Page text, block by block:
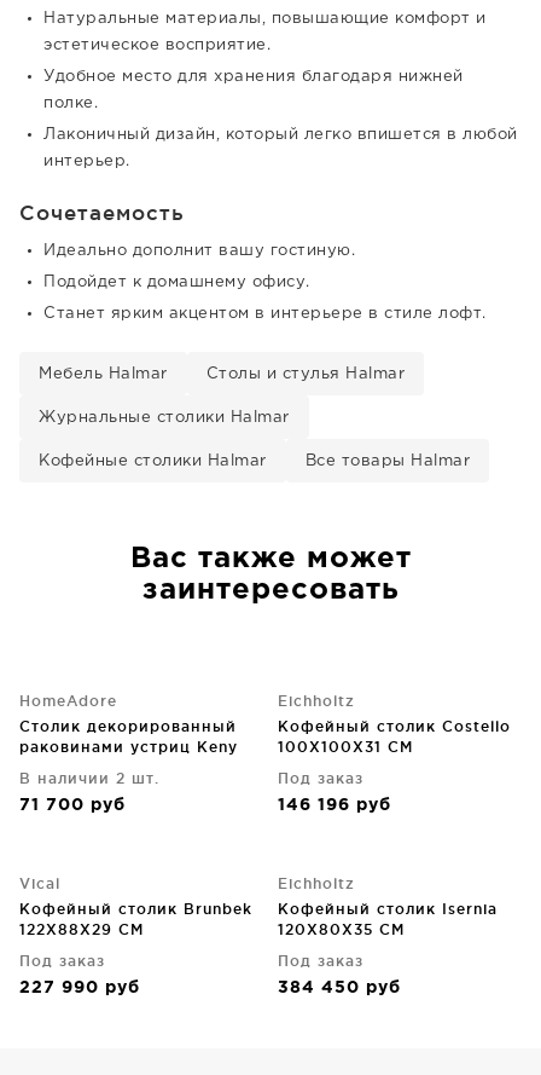
Натуральные материалы, повышающие комфорт и
эстетическое восприятие.
Удобное место для хранения благодаря нижней
полке.
Лаконичный дизайн, который легко впишется в любой
интерьер.
Сочетаемость
Идеально дополнит вашу гостиную.
Подойдет к домашнему офису.
Станет ярким акцентом в интерьере в стиле лофт.
Мебель Halmar Столы и стулья Halmar
Журнальные столики Halmar
Кофейные столики Halmar Все товары Halmar
Вас также может
заинтересовать
HomeAdore
Столик декорированный
раковинами устриц Keny
В наличии 2 шт.
71 700 руб
Eichholtz
Кофейный столик Costello
100X100X31 CM
Под заказ
146 196 руб
Vical
Кофейный столик Brunbek
122X88X29 CM
Под заказ
227 990 руб
Eichholtz
Кофейный столик Isernia
120X80X35 CM
Под заказ
384 450 руб